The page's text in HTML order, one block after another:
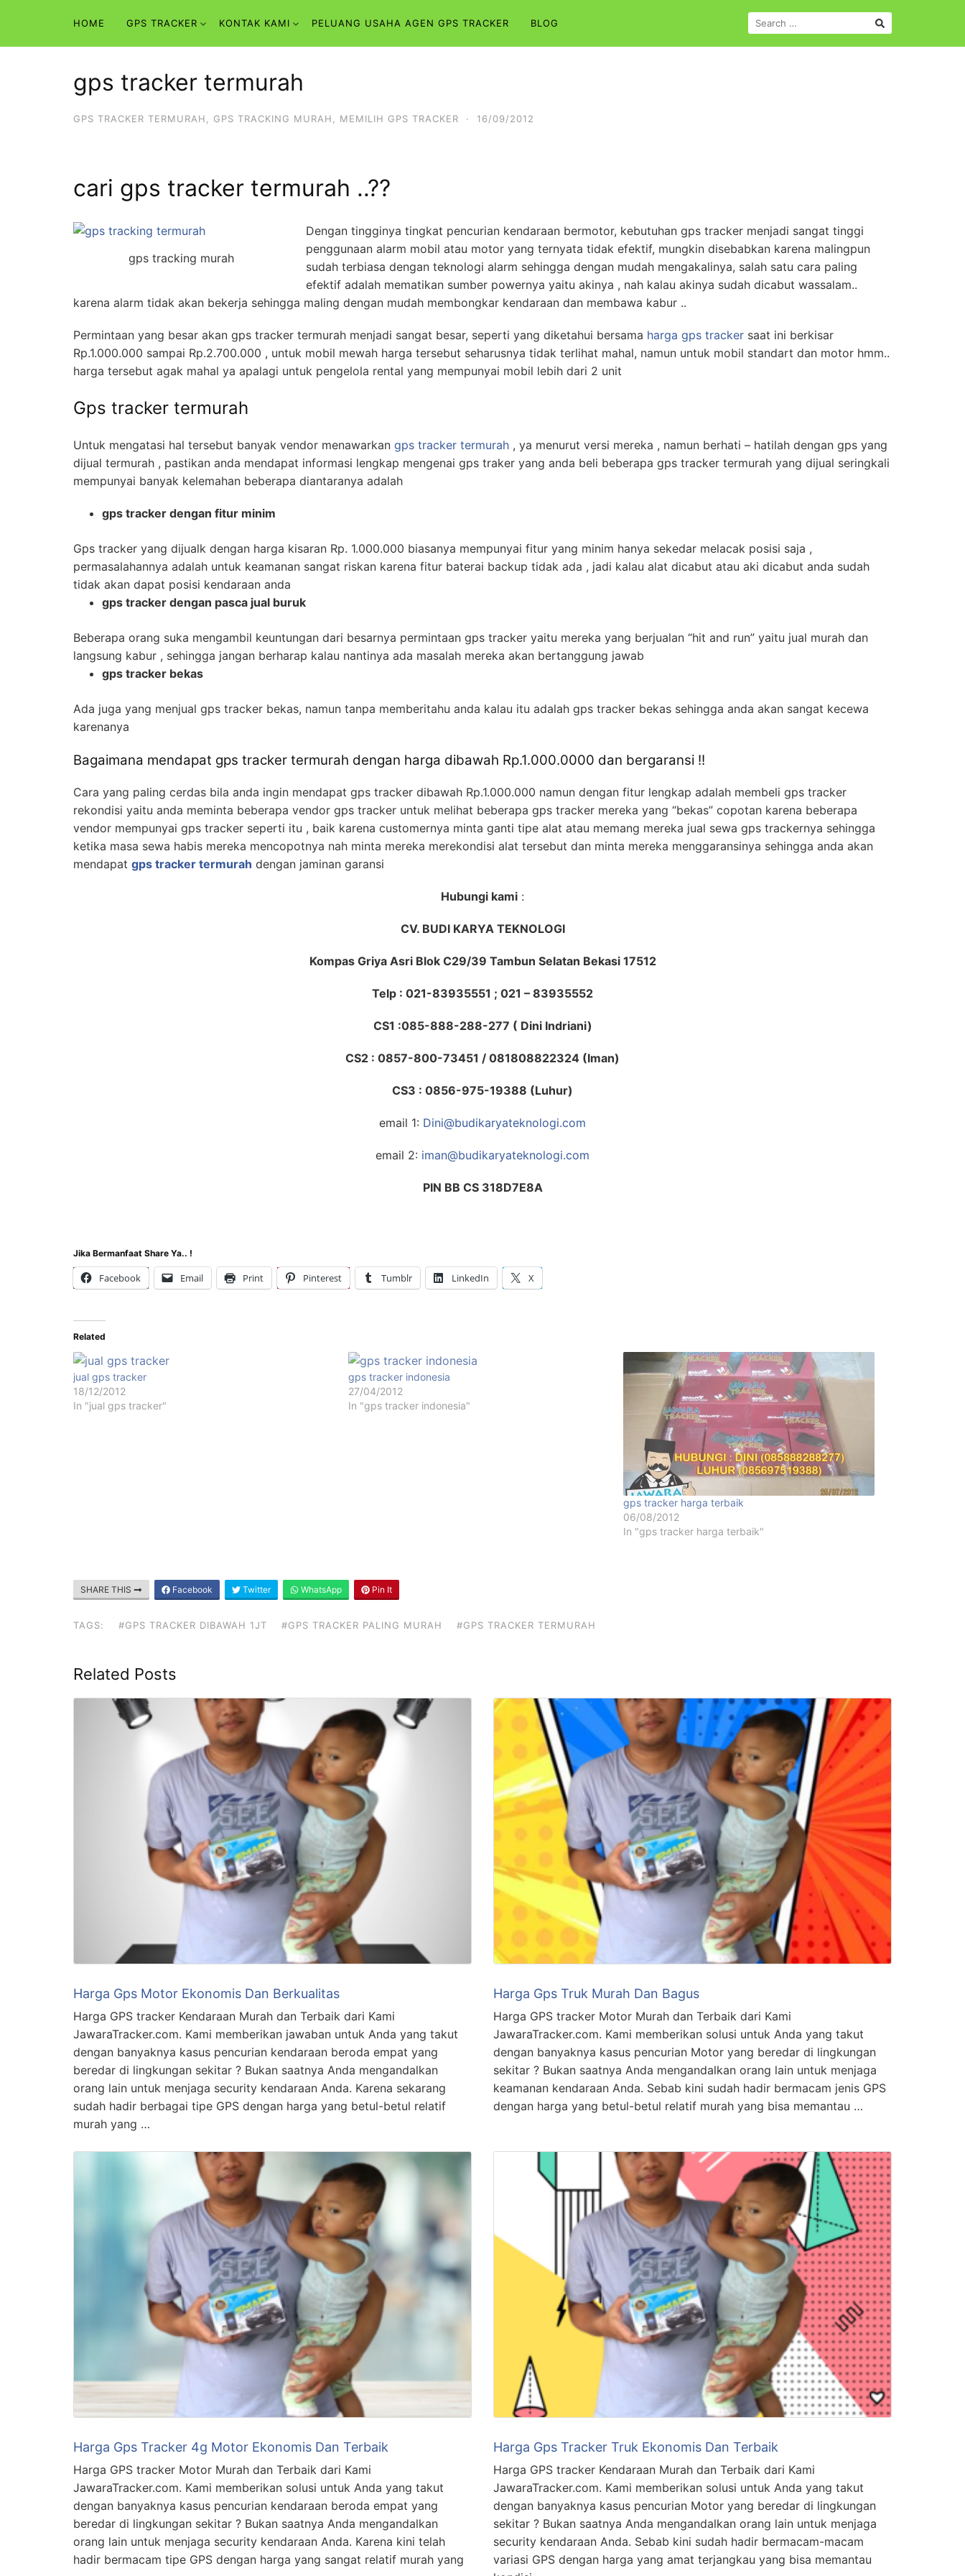
content
HOME GPS TRACKER KONTAK KAMI PELUANG USAHA AGEN GPS TRACKER BLOG
SEARCH
FOR:
gps tracker termurah
GPS TRACKER TERMURAH GPS TRACKING MURAH MEMILIH GPS TRACKER · 16/09/2012
cari gps tracker termurah ..??
gps tracking murah
Dengan tingginya tingkat pencurian kendaraan bermotor, kebutuhan gps tracker menjadi sangat tinggi
penggunaan alarm mobil atau motor yang ternyata tidak efektif, mungkin disebabkan karena malingpun
sudah terbiasa dengan teknologi alarm sehingga dengan mudah mengakalinya, salah satu cara paling
efektif adalah mematikan sumber powernya yaitu akinya , nah kalau akinya sudah dicabut wassalam..
karena alarm tidak akan bekerja sehingga maling dengan mudah membongkar kendaraan dan membawa kabur ..
Permintaan yang besar akan gps tracker termurah menjadi sangat besar, seperti yang diketahui bersama harga gps tracker saat ini berkisar
Rp.1.000.000 sampai Rp.2.700.000 , untuk mobil mewah harga tersebut seharusnya tidak terlihat mahal, namun untuk mobil standart dan motor hmm..
harga tersebut agak mahal ya apalagi untuk pengelola rental yang mempunyai mobil lebih dari 2 unit
Gps tracker termurah
Untuk mengatasi hal tersebut banyak vendor menawarkan gps tracker termurah , ya menurut versi mereka , namun berhati – hatilah dengan gps yang
dijual termurah , pastikan anda mendapat informasi lengkap mengenai gps traker yang anda beli beberapa gps tracker termurah yang dijual seringkali
mempunyai banyak kelemahan beberapa diantaranya adalah
gps tracker dengan fitur minim
Gps tracker yang dijualk dengan harga kisaran Rp. 1.000.000 biasanya mempunyai fitur yang minim hanya sekedar melacak posisi saja ,
permasalahannya adalah untuk keamanan sangat riskan karena fitur baterai backup tidak ada , jadi kalau alat dicabut atau aki dicabut anda sudah
tidak akan dapat posisi kendaraan anda
gps tracker dengan pasca jual buruk
Beberapa orang suka mengambil keuntungan dari besarnya permintaan gps tracker yaitu mereka yang berjualan “hit and run” yaitu jual murah dan
langsung kabur , sehingga jangan berharap kalau nantinya ada masalah mereka akan bertanggung jawab
gps tracker bekas
Ada juga yang menjual gps tracker bekas, namun tanpa memberitahu anda kalau itu adalah gps tracker bekas sehingga anda akan sangat kecewa
karenanya
Bagaimana mendapat gps tracker termurah dengan harga dibawah Rp.1.000.0000 dan bergaransi !!
Cara yang paling cerdas bila anda ingin mendapat gps tracker dibawah Rp.1.000.000 namun dengan fitur lengkap adalah membeli gps tracker
rekondisi yaitu anda meminta beberapa vendor gps tracker untuk melihat beberapa gps tracker mereka yang “bekas” copotan karena beberapa
vendor mempunyai gps tracker seperti itu , baik karena customernya minta ganti tipe alat atau memang mereka jual sewa gps trackernya sehingga
ketika masa sewa habis mereka mencopotnya nah minta mereka merekondisi alat tersebut dan minta mereka menggaransinya sehingga anda akan
mendapat gps tracker termurah dengan jaminan garansi
Hubungi kami :
CV. BUDI KARYA TEKNOLOGI
Kompas Griya Asri Blok C29/39 Tambun Selatan Bekasi 17512
Telp : 021-83935551 ; 021 – 83935552
CS1 :085-888-288-277 ( Dini Indriani)
CS2 : 0857-800-73451 / 081808822324 (Iman)
CS3 : 0856-975-19388 (Luhur)
email 1: Dini@budikaryateknologi.com
email 2: iman@budikaryateknologi.com
PIN BB CS 318D7E8A
Jika Bermanfaat Share Ya.. !
Facebook Email Print Pinterest Tumblr LinkedIn X
Related
jual gps tracker
18/12/2012
In "jual gps tracker"
gps tracker indonesia
27/04/2012
In "gps tracker indonesia"
gps tracker harga terbaik
06/08/2012
In "gps tracker harga terbaik"
SHARE THIS Facebook Twitter WhatsApp Pin It
TAGS: #GPS TRACKER DIBAWAH 1JT #GPS TRACKER PALING MURAH #GPS TRACKER TERMURAH
Related Posts
Harga Gps Motor Ekonomis Dan Berkualitas
Harga GPS tracker Kendaraan Murah dan Terbaik dari Kami
JawaraTracker.com. Kami memberikan jawaban untuk Anda yang takut
dengan banyaknya kasus pencurian kendaraan beroda empat yang
beredar di lingkungan sekitar ? Bukan saatnya Anda mengandalkan
orang lain untuk menjaga security kendaraan Anda. Karena sekarang
sudah hadir berbagai tipe GPS dengan harga yang betul-betul relatif
murah yang …
Harga Gps Truk Murah Dan Bagus
Harga GPS tracker Motor Murah dan Terbaik dari Kami
JawaraTracker.com. Kami memberikan solusi untuk Anda yang takut
dengan banyaknya kasus pencurian Motor yang beredar di lingkungan
sekitar ? Bukan saatnya Anda mengandalkan orang lain untuk menjaga
keamanan kendaraan Anda. Sebab kini sudah hadir bermacam jenis GPS
dengan harga yang betul-betul relatif murah yang bisa memantau …
Harga Gps Tracker 4g Motor Ekonomis Dan Terbaik
Harga GPS tracker Motor Murah dan Terbaik dari Kami
JawaraTracker.com. Kami memberikan solusi untuk Anda yang takut
dengan banyaknya kasus pencurian kendaraan beroda empat yang
beredar di lingkungan sekitar ? Bukan saatnya Anda mengandalkan
orang lain untuk menjaga security kendaraan Anda. Karena kini telah
hadir bermacam tipe GPS dengan harga yang sangat relatif murah yang
Harga Gps Tracker Truk Ekonomis Dan Terbaik
Harga GPS tracker Kendaraan Murah dan Terbaik dari Kami
JawaraTracker.com. Kami memberikan solusi untuk Anda yang takut
dengan banyaknya kasus pencurian Motor yang beredar di lingkungan
sekitar ? Bukan saatnya Anda mengandalkan orang lain untuk menjaga
security kendaraan Anda. Sebab kini sudah hadir bermacam-macam
variasi GPS dengan harga yang amat terjangkau yang bisa memantau